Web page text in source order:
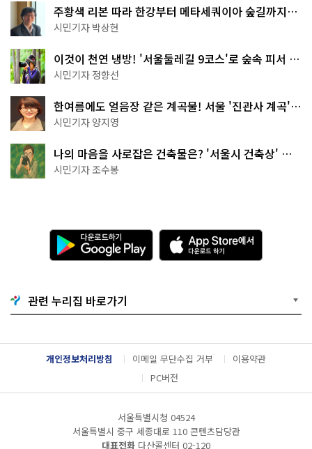
주황색 리본 따라 한강부터 메타세쿼이아 숲길까지…
서울둘레길 15코스
시민기자 박상현
이것이 천연 냉방! '서울둘레길 9코스'로 숲속 피서 떠
나볼까
시민기자 정향선
한여름에도 얼음장 같은 계곡물! 서울 '진관사 계곡'이
천국이네~
시민기자 양지영
나의 마음을 사로잡은 건축물은? '서울시 건축상' 수
상작 공개!
시민기자 조수봉
다
운
로
기
G
o
g
l
e
A
p
p
e
서
다
운
관련 누리집 바로가기
개인정보처리방침 이메일 무단수집 거부
이용약관
PC버전
서울특별시청 04524
서울특별시 중구 세종대로 110 콘텐츠담당관
대표전화 다산콜센터 02-120